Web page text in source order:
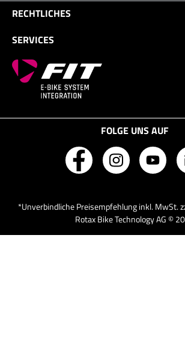
RECHTLICHES
SERVICES
FOLGE UNS AUF
*Unverbindliche Preisempfehlung inkl. MwSt.
Rotax Bike Technology AG ©